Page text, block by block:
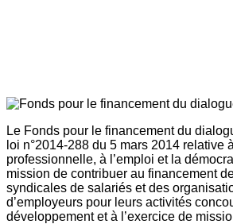
Le Fonds pour le financement du
loi n°2014-288 du 5 mars 2014 relative
professionnelle, à l’emploi et la
mission de contribuer au financement
syndicales de salariés et des
d’employeurs pour leurs activités
développement et à l’exercice de